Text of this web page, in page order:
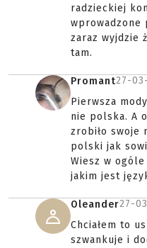
radzieckiej
wprowadzone
zaraz wyjdzie
tam.
Promant27-
Pierwsza
nie polska. A
zrobiło swoje
polski jak
Wiesz w
jakim jest
Oleander27-
Chciałem to
szwankuje i